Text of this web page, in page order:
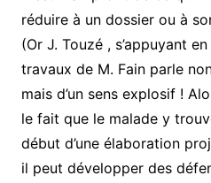
réduire à un dossier ou à
(Or J. Touzé , s’appuyant
travaux de M. Fain parle
mais d’un sens explosif !
le fait que le malade y
début d’une élaboration
il peut développer des